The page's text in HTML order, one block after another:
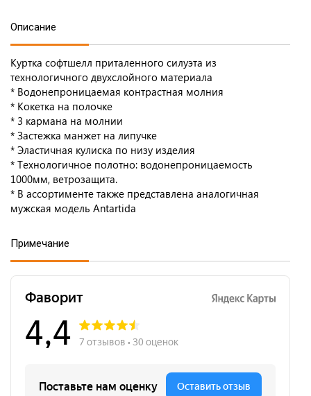
Описание
Куртка софтшелл приталенного силуэта из
технологичного двухслойного материала
* Водонепроницаемая контрастная молния
* Кокетка на полочке
* 3 кармана на молнии
* Застежка манжет на липучке
* Эластичная кулиска по низу изделия
* Технологичное полотно: водонепроницаемость
1000мм, ветрозащита.
* В ассортименте также представлена аналогичная
мужская модель Antartida
Примечание